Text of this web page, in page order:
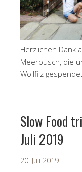
Herzlichen Dank
Meerbusch, die
Wollfilz
Slow Food
Juli 2019
20. Juli 2019